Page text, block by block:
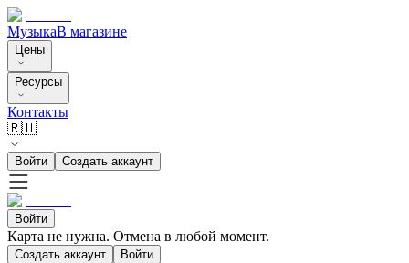
МузыкаВ магазине
Цены
Ресурсы
Контакты
🇷🇺
Войти Создать аккаунт
Войти
Карта не нужна. Отмена в любой момент.
Создать аккаунт Войти